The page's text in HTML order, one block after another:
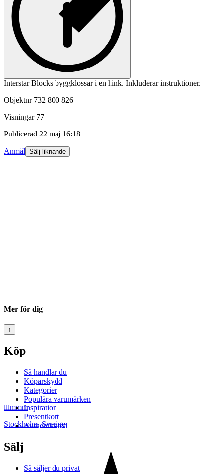
Interstar Blocks byggklossar i en hink. Inkluderar instruktioner.
Objektnr 732 800 826
Visningar 77
Publicerad 22 maj 16:18
Anmäl Sälj liknande
lllmmm
Stockholm,Sverige
Mer för dig
↑
Köp
Så handlar du
Köparskydd
Kategorier
Populära varumärken
Inspiration
Presentkort
Authenticated
Sälj
Så säljer du privat